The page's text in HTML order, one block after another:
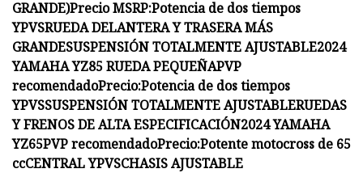
GRANDE)Precio MSRP:Potencia de dos tiempos
YPVSRUEDA DELANTERA Y TRASERA MÁS
GRANDESUSPENSIÓN TOTALMENTE AJUSTABLE2024
YAMAHA YZ85 RUEDA PEQUEÑAPVP
recomendadoPrecio:Potencia de dos tiempos
YPVSSUSPENSIÓN TOTALMENTE AJUSTABLERUEDAS
Y FRENOS DE ALTA ESPECIFICACIÓN2024 YAMAHA
YZ65PVP recomendadoPrecio:Potente motocross de 65
ccCENTRAL YPVSCHASIS AJUSTABLE